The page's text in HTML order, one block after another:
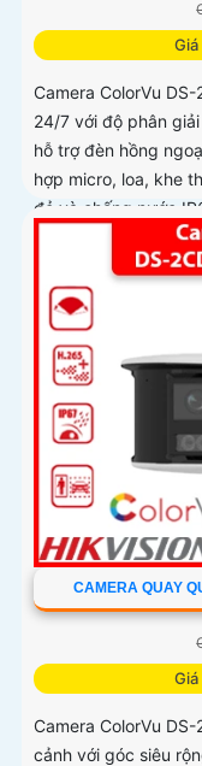
Camera ColorVu DS-
24/7 với độ phân
hỗ trợ đèn hồng
hợp micro, loa, khe
đỏ và chống nước
CAMERA QUAY
Camera ColorVu
cảnh với góc siêu